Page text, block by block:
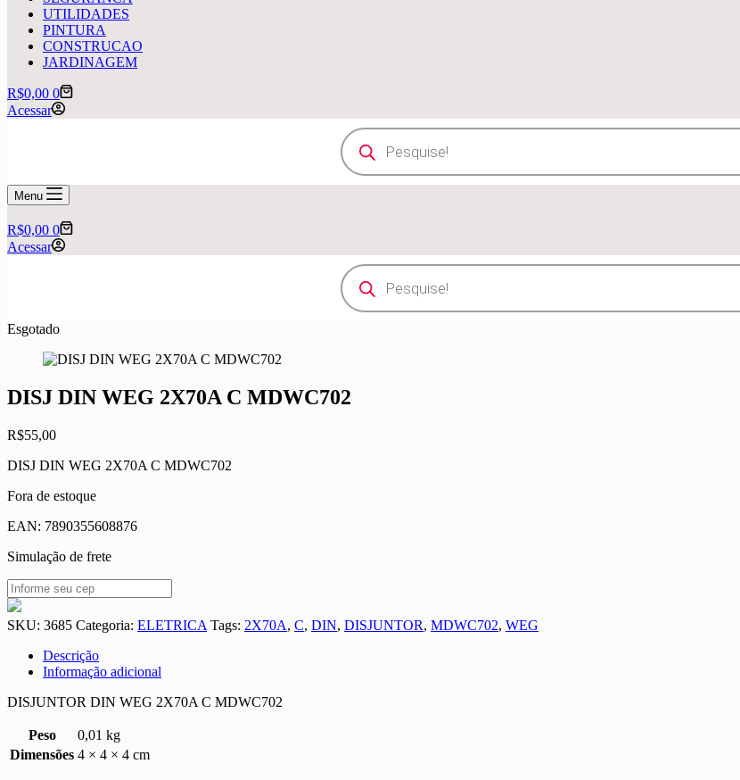
UTILIDADES
PINTURA
CONSTRUCAO
JARDINAGEM
Carrinho
R$0,00 0
Acessar
Pesquisar
produtos
Menu
Carrinho
R$0,00 0
Acessar
Pesquisar
produtos
Esgotado
DISJ DIN WEG 2X70A C MDWC702
R$55,00
DISJ DIN WEG 2X70A C MDWC702
Fora de estoque
EAN: 7890355608876
Simulação de frete
SKU: 3685 Categoria: ELETRICA Tags: 2X70A, C, DIN, DISJUNTOR, MDWC702, WEG
Descrição
Informação adicional
DISJUNTOR DIN WEG 2X70A C MDWC702
Peso
0,01 kg
Dimensões 4 × 4 × 4 cm